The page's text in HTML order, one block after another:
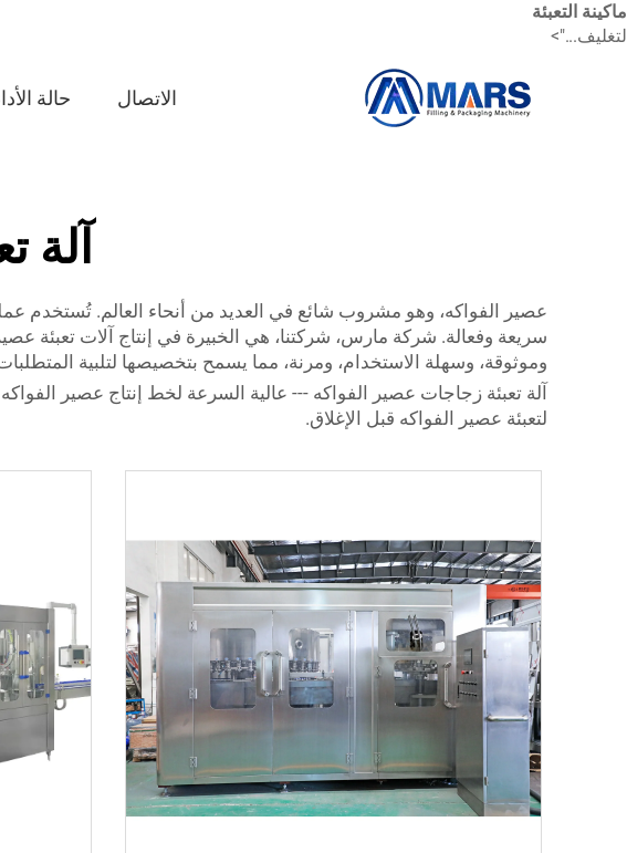
ماكينة التعبئة
لتغليف...">
حالة الاتصال
آلة
عصير الفواكه، وهو مشروب شائع في العديد من أنحاء العالم. تُستخدم
سريعة وفعالة. شركة مارس، شركتنا، هي الخبيرة في إنتاج آلات تعبئة
وموثوقة، وسهلة الاستخدام، ومرنة، مما يسمح بتخصيصها لتلبية
لتعبئة عصير الفواكه قبل الإغلاق.